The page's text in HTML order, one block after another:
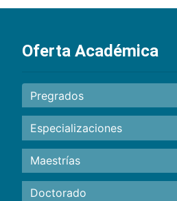
Oferta Académica
Pregrados
Especializaciones
Maestrías
Doctorado